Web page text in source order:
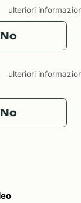
ulteriori
No
ulteriori
No